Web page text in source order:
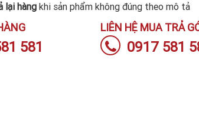
lại hàng khi sản phẩm không đúng theo mô tả
581
LIÊN HỆ MUA TRẢ
0917 581